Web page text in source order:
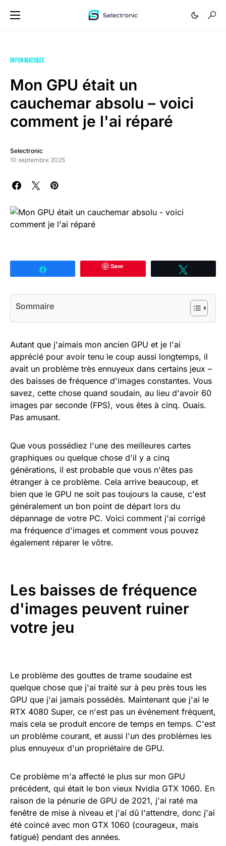
INFORMATIQUE
Mon GPU était un
cauchemar absolu – voici
comment je l'ai réparé
Selectronic
10 septembre 2025
Save
Sommaire
Autant que j'aimais mon ancien GPU et je l'ai
apprécié pour avoir tenu le coup aussi longtemps, il
avait un problème très ennuyeux dans certains jeux –
des baisses de fréquence d'images constantes. Vous
savez, cette chose quand soudain, au lieu d'avoir 60
images par seconde (FPS), vous êtes à cinq. Ouais.
Pas amusant.
Que vous possédiez l'une des meilleures cartes
graphiques ou quelque chose d'il y a cinq
générations, il est probable que vous n'êtes pas
étranger à ce problème. Cela arrive beaucoup, et
bien que le GPU ne soit pas toujours la cause, c'est
généralement un bon point de départ lors du
dépannage de votre PC. Voici comment j'ai corrigé
ma fréquence d'images et comment vous pouvez
également réparer le vôtre.
Les baisses de fréquence
d'images peuvent ruiner
votre jeu
Le problème des gouttes de trame soudaine est
quelque chose que j'ai traité sur à peu près tous les
GPU que j'ai jamais possédés. Maintenant que j'ai le
RTX 4080 Super, ce n'est pas un événement fréquent,
mais cela se produit encore de temps en temps. C'est
un problème courant, et aussi l'un des problèmes les
plus ennuyeux d'un propriétaire de GPU.
Ce problème m'a affecté le plus sur mon GPU
précédent, qui était le bon vieux Nvidia GTX 1060. En
raison de la pénurie de GPU de 2021, j'ai raté ma
fenêtre de mise à niveau et j'ai dû l'attendre, donc j'ai
été coincé avec mon GTX 1060 (courageux, mais
fatigué) pendant des années.